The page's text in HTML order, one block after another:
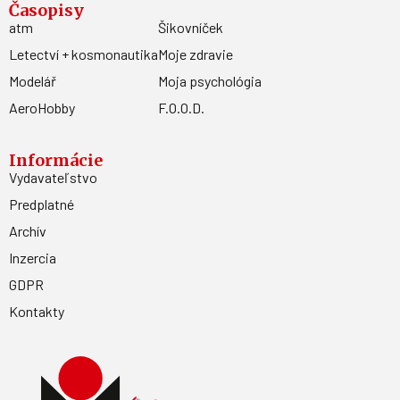
Časopisy
atm
Letectví + kosmonautika
Modelář
AeroHobby
Šikovníček
Moje zdravie
Moja psychológia
F.O.O.D.
Informácie
Vydavateľstvo
Predplatné
Archív
Inzercia
GDPR
Kontakty